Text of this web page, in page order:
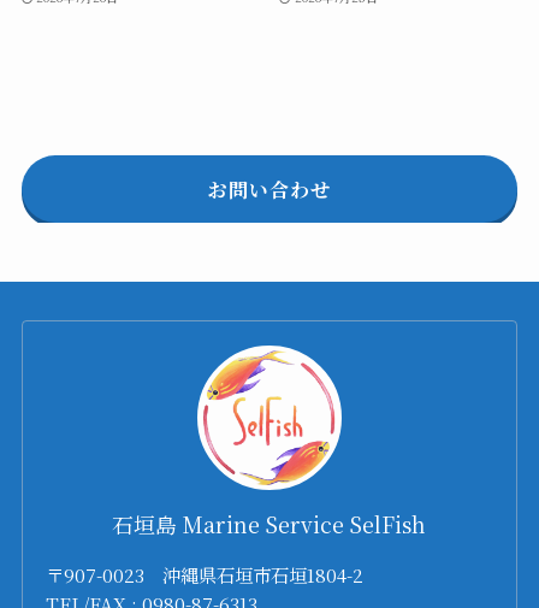
お問い合わせ
石垣島 Marine Service SelFish
〒907-0023 沖縄県石垣市石垣1804-2